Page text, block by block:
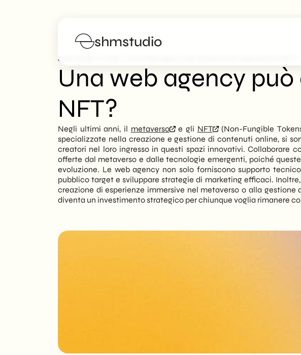
shmstudio
Portfolio
Manifesto
Blog
FAQs
SHM Studio
Una web agency
NFT?
Negli ultimi anni, il metaverso e gli NFT
(Non-Fungible
specializzate nella creazione e gestione di contenuti online, si
creatori nel loro ingresso in questi spazi innovativi. Collaborare
offerte dal metaverso e dalle tecnologie emergenti, poiché
evoluzione. Le web agency non solo forniscono supporto
pubblico target e sviluppare strategie di marketing efficaci.
creazione di esperienze immersive nel metaverso o alla
diventa un investimento strategico per chiunque voglia rimanere